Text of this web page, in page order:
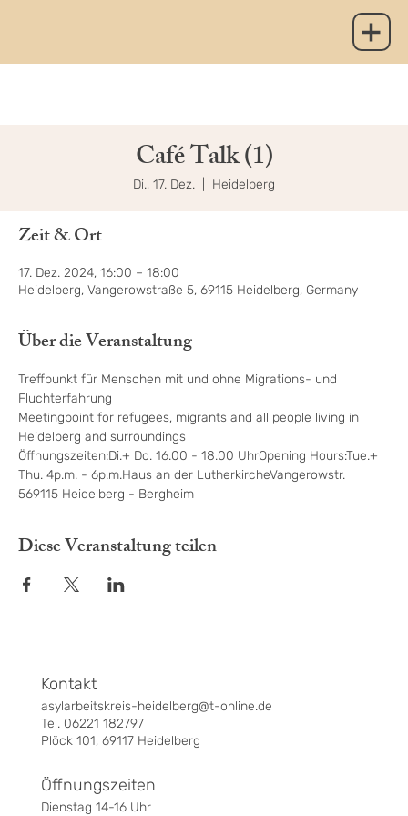
Café Talk (1)
Di., 17. Dez. Heidelberg
Zeit & Ort
17. Dez. 2024, 16:00 – 18:00
Heidelberg, Vangerowstraße 5, 69115 Heidelberg, Germany
Über die Veranstaltung
Treffpunkt für Menschen mit und ohne Migrations- und
Fluchterfahrung
Meetingpoint for refugees, migrants and all people living in
Heidelberg and surroundings
Öffnungszeiten:Di.+ Do. 16.00 - 18.00 UhrOpening Hours:Tue.+
Thu. 4p.m. - 6p.m.Haus an der LutherkircheVangerowstr.
569115 Heidelberg - Bergheim
Diese Veranstaltung teilen
asylarbeitskreis-heidelberg@t-online.de
Tel. 06221 182797
Plöck 101, 69117 Heidelberg
Kontakt
Dienstag 14-16 Uhr
Öffnungszeiten